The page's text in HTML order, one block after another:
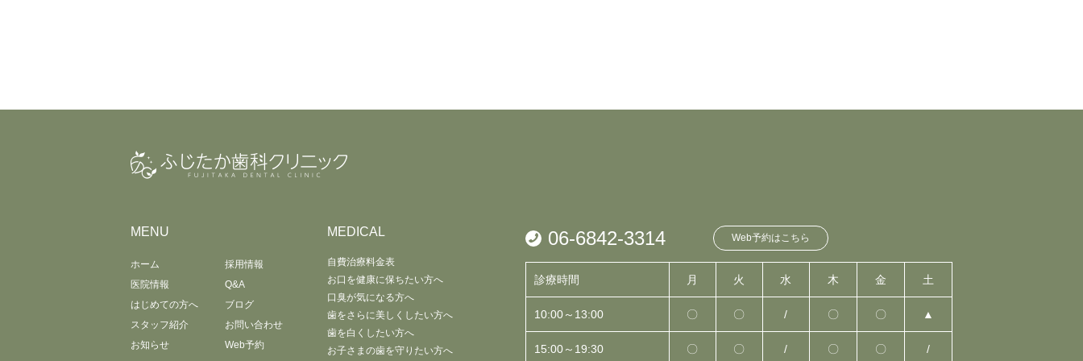
06-6842-3314 Web予約はこちら
診療時間 月 火 水 木 金 土
10:00～13:00 〇 〇 / 〇 〇 ▲
15:00～19:30 〇 〇 / 〇 〇 /
MENU
ホーム
採用情報
医院情報
Q&A
はじめての方へ
ブログ
スタッフ紹介
お問い合わせ
お知らせ
Web予約
MEDICAL
自費治療料金表
お口を健康に保ちたい方へ
口臭が気になる方へ
歯をさらに美しくしたい方へ
歯を白くしたい方へ
お子さまの歯を守りたい方へ